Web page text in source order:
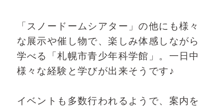
「スノードームシアター」の他にも様々
な展示や催し物で、楽しみ体感しながら
学べる「札幌市青少年科学館」。一日中
様々な経験と学びが出来そうです♪
イベントも多数行われるようで、案内を